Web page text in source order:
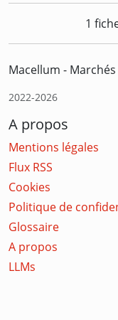
1
Macellum -
2022-2026
A propos
Mentions légales
Flux RSS
Cookies
Politique de
Glossaire
A propos
LLMs